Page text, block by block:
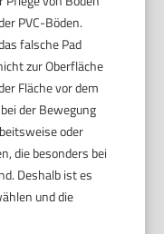
PVC-Böden.
falsche Pad
zur Oberfläche
Fläche vor dem
der Bewegung
oder
die besonders bei
Deshalb ist es
und die